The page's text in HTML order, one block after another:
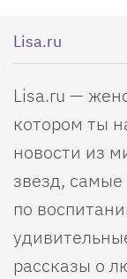
Lisa.ru
Lisa.ru —
котором ты
новости из
звезд,
по
рассказы о